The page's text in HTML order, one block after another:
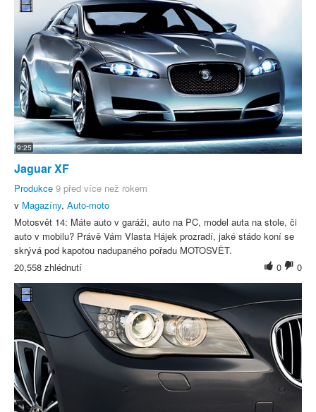
9:25
Jaguar XF
Produkce 9 před více než rokem
v Magazíny, Auto-moto
Motosvět 14: Máte auto v garáži, auto na PC, model auta na stole, či
auto v mobilu? Právě Vám Vlasta Hájek prozradí, jaké stádo koní se
skrývá pod kapotou nadupaného pořadu MOTOSVĚT.
0
0
20,558 zhlédnutí